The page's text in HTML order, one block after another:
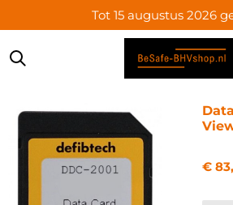
direct
naar
Tot 15 augustus 2026
€